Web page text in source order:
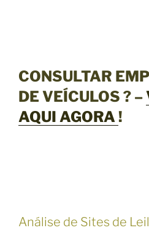
CONSULTAR
DE VEÍCULOS ? –
AQUI AGORA!
Análise de Sites de